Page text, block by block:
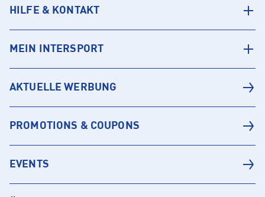
HILFE & KONTAKT
MEIN INTERSPORT
AKTUELLE WERBUNG
PROMOTIONS & COUPONS
EVENTS